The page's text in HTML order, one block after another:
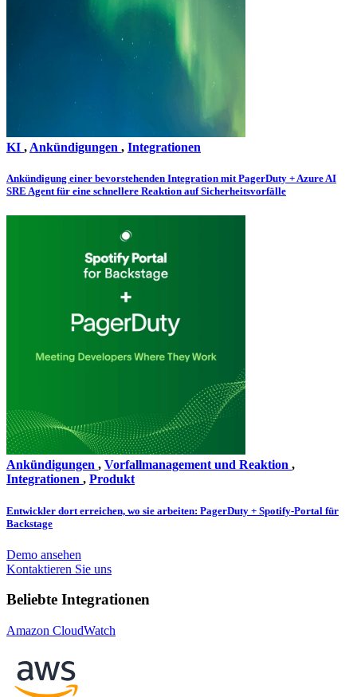
KI , Ankündigungen , Integrationen
Ankündigung einer bevorstehenden Integration mit PagerDuty + Azure AI
SRE Agent für eine schnellere Reaktion auf Sicherheitsvorfälle
Ankündigungen , Vorfallmanagement und Reaktion ,
Integrationen , Produkt
Entwickler dort erreichen, wo sie arbeiten: PagerDuty + Spotify-Portal für
Backstage
Demo ansehen
Kontaktieren Sie uns
Beliebte Integrationen
Amazon CloudWatch